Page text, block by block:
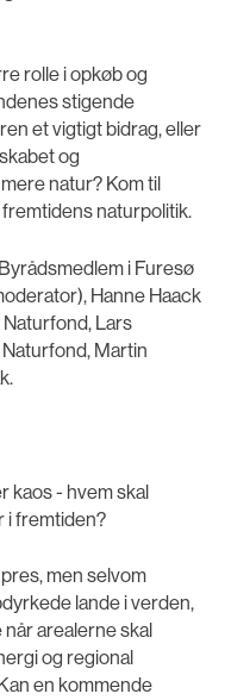
rolle i opkøb og
stigende
et vigtigt bidrag, eller
og
natur? Kom til
naturpolitik.
i Furesø
Hanne Haack
Naturfond, Lars
Martin
kaos - hvem skal
i fremtiden?
men selvom
lande i verden,
arealerne skal
og regional
en kommende